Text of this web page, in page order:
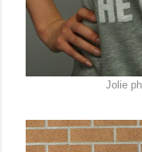
Jolie